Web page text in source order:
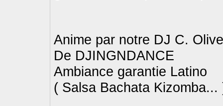
Anime par notre DJ C.
De DJINGNDANCE
Ambiance garantie Latino
( Salsa Bachata Kizomba...